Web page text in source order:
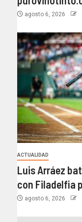
agosto 6, 2026
ACTUALIDAD
Luis Arráez
con Filadelfia
agosto 6, 2026